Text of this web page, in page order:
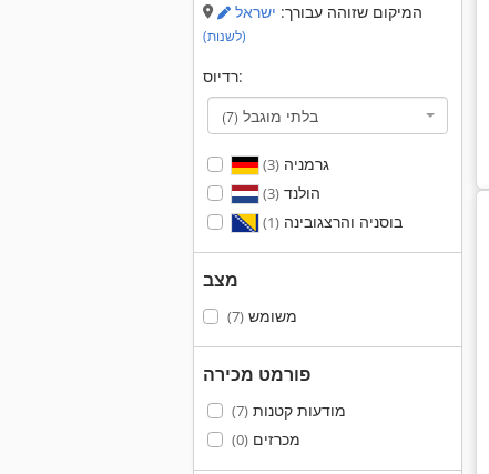
המיקום שזוהה עבורך: ישראל
(לשנות)
רדיוס:
בלתי מוגבל (7)
גרמניה(3)
הולנד(3)
בוסניה והרצגובינה(1)
מצב
משומש(7)
פורמט מכירה
מודעות קטנות(7)
מכרזים(0)